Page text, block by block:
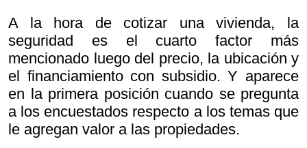
A la hora de cotizar una vivienda, la
seguridad es el cuarto factor más
mencionado luego del precio, la ubicación y
el financiamiento con subsidio. Y aparece
en la primera posición cuando se pregunta
a los encuestados respecto a los temas que
le agregan valor a las propiedades.